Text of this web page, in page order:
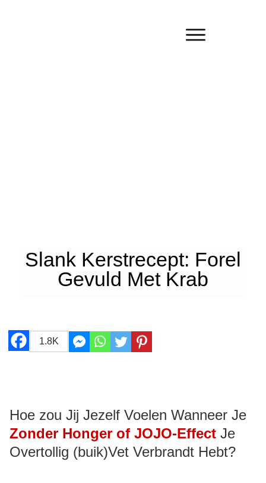
Slank Kerstrecept: Forel
Gevuld Met Krab
1.8K
Hoe zou Jij Jezelf Voelen Wanneer Je
Zonder Honger of JOJO-Effect Je
Overtollig (buik)Vet Verbrandt Hebt?